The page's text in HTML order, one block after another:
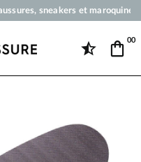
sneakers et
bancaire dès 50 €
00